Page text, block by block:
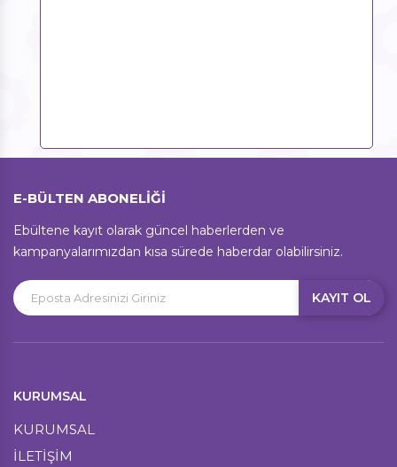
E-BÜLTEN ABONELİĞİ
Ebültene kayıt olarak güncel haberlerden ve
kampanyalarımızdan kısa sürede haberdar olabilirsiniz.
KAYIT OL
KURUMSAL
KURUMSAL
İLETİŞİM